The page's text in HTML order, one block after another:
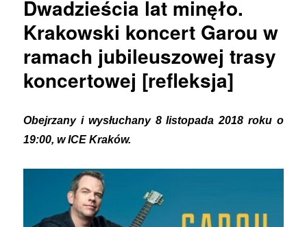
Dwadzieścia lat minęło.
Krakowski koncert Garou w
ramach jubileuszowej trasy
koncertowej [refleksja]
Obejrzany i wysłuchany 8 listopada 2018 roku o
19:00, w ICE Kraków.